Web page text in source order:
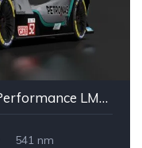
Mercedes-Benz AMG GTP E-Performance LMH 2025
541 nm